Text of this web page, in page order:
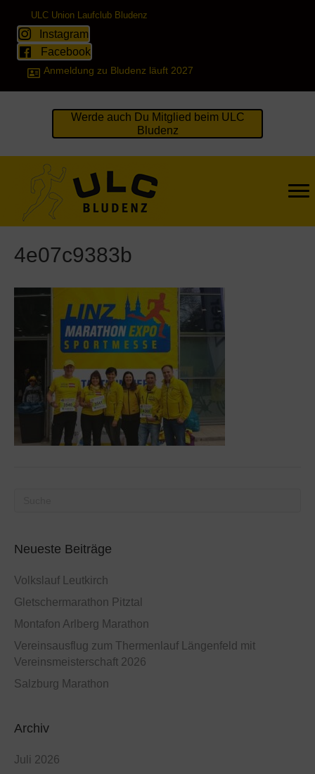
ULC Union Laufclub Bludenz
Instagram
Facebook
Anmeldung zu Bludenz läuft 2027
Werde auch Du Mitglied beim ULC
Bludenz
4e07c9383b
Neueste Beiträge
Volkslauf Leutkirch
Gletschermarathon Pitztal
Montafon Arlberg Marathon
Vereinsausflug zum Thermenlauf Längenfeld mit
Vereinsmeisterschaft 2026
Salzburg Marathon
Archiv
Juli 2026